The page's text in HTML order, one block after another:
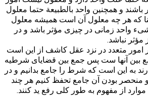
باشند و همچنین واحد بالطبیعة حتما معلول
که هر چه معلول آن است همیشه معلول
واحد زمانی در چیزی مؤثر باشد و در
نباشد.
متعدد در نزد عقل کاشف از این است
بین آنها ست پس جمع بین قضایای شرطیه
به این است که شرط را جامع بدانیم و در
منحصر بودن آن جامع تحفظ کنیم هر چند
از مفهوم به طور کلی رفع ید کنند.